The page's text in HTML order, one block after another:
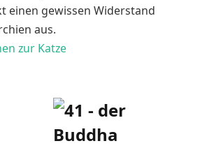
einen gewissen Widerstand
aus.
zur Katze